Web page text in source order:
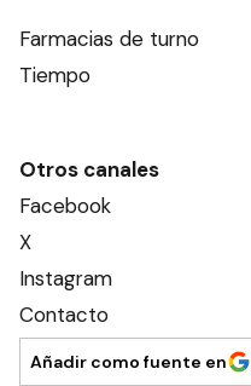
Nosotros
Editorial El Dia SRL
Edición Impresa
Ahora Cero Radio
Club El Día